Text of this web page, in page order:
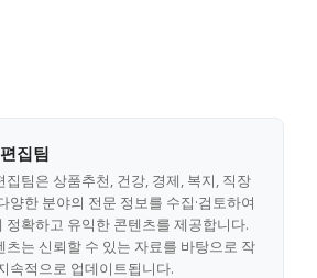
집팀
집팀은 상품추천, 건강, 경제, 복지, 직장
양한 분야의 전문 정보를 수집·검토하여
정확하고 유익한 콘텐츠를 제공합니다.
츠는 신뢰할 수 있는 자료를 바탕으로 작
속적으로 업데이트됩니다.